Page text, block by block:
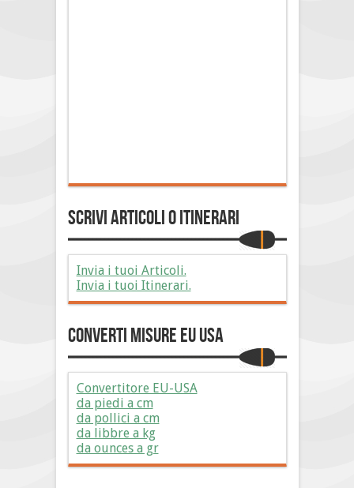
Scrivi Articoli o Itinerari
Invia i tuoi Articoli.
Invia i tuoi Itinerari.
Converti Misure EU USA
Convertitore EU-USA
da piedi a cm
da pollici a cm
da libbre a kg
da ounces a gr